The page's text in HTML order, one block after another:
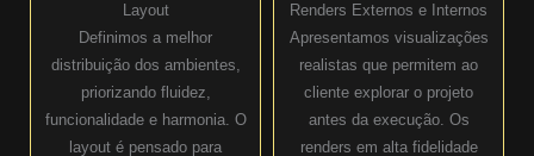
Layout
Definimos a melhor
distribuição dos ambientes,
priorizando fluidez,
funcionalidade e harmonia. O
layout é pensado para
Renders Externos e Internos
Apresentamos visualizações
realistas que permitem ao
cliente explorar o projeto
antes da execução. Os
renders em alta fidelidade